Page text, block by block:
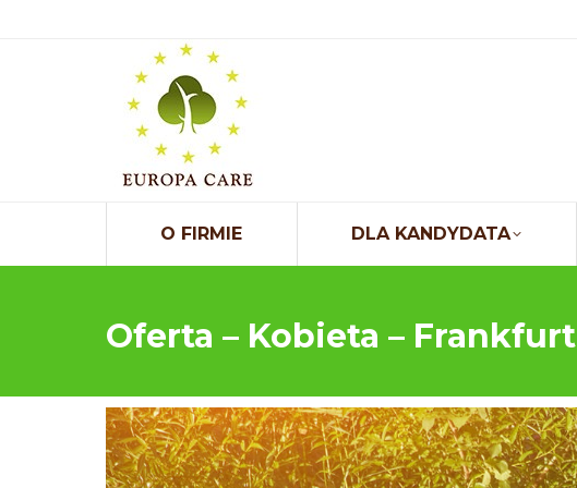
O FIRMIE DLA KANDYDATA
Oferta – Kobieta – Frankfurt